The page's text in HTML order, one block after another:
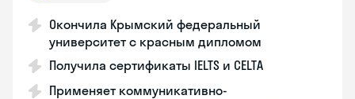
Окончила Крымский федеральный
университет с красным дипломом
Получила сертификаты IELTS и CELTA
Применяет коммуникативно-